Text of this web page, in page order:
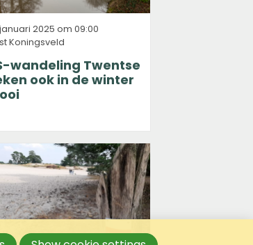
2025 om 09:00
Koningsveld
wandeling Twentse
ook in de winter